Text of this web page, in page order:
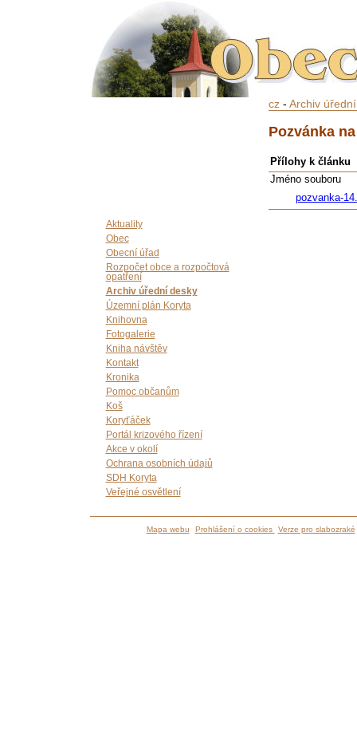
Aktuality
Obec
Obecní úřad
Rozpočet obce a rozpočtová
opatření
Archiv úřední desky
Územní plán Koryta
Knihovna
Fotogalerie
Kniha návštěv
Kontakt
Kronika
Pomoc občanům
Koš
Koryťáček
Portál krizového řízení
Akce v okolí
Ochrana osobních údajů
SDH Koryta
Veřejné osvětlení
cz- Archiv
Pozvánka
Přílohy k článku
Jméno souboru
pozvanka-
Mapa webu Prohlášení o cookies Verze pro slabozraké